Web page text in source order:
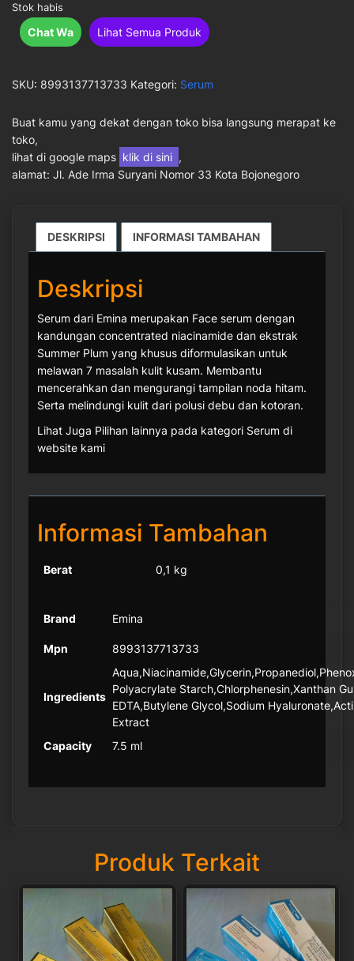
Stok habis
Chat Wa Lihat Semua Produk
SKU: 8993137713733 Kategori: Serum
Buat kamu yang dekat dengan toko bisa langsung merapat ke
toko,
lihat di google maps klik di sini ,
alamat: Jl. Ade Irma Suryani Nomor 33 Kota Bojonegoro
DESKRIPSI INFORMASI TAMBAHAN
Deskripsi
Serum dari Emina merupakan Face serum dengan
kandungan concentrated niacinamide dan ekstrak
Summer Plum yang khusus diformulasikan untuk
melawan 7 masalah kulit kusam. Membantu
mencerahkan dan mengurangi tampilan noda hitam.
Serta melindungi kulit dari polusi debu dan kotoran.
Lihat Juga Pilihan lainnya pada kategori Serum di
website kami
Informasi Tambahan
Berat 0,1 kg
Brand Emina
Mpn 8993137713733
Ingredients
Polyacrylate Starch,Chlorphenesin,Xanthan
EDTA,Butylene Glycol,Sodium
Extract
Capacity
7.5 ml
Produk Terkait